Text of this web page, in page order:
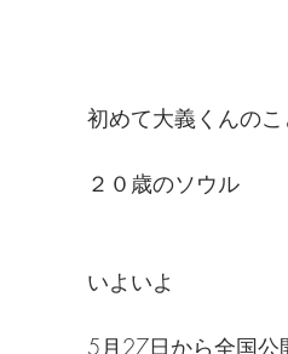
初めて大義くんの
２０歳のソウル
いよいよ
5月27日から全国公